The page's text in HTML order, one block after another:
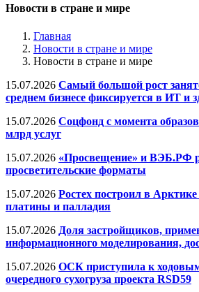
Новости в стране и мире
Главная
Новости в стране и мире
Новости в стране и мире
15.07.2026 Самый большой рост
среднем бизнесе фиксируется в ИТ и
15.07.2026 Соцфонд с момента
млрд услуг
15.07.2026 «Просвещение» и ВЭБ.РФ
просветительские форматы
15.07.2026 Ростех построил в
платины и палладия
15.07.2026 Доля застройщиков,
информационного моделирования,
15.07.2026 ОСК приступила к
очередного сухогруза проекта RSD59